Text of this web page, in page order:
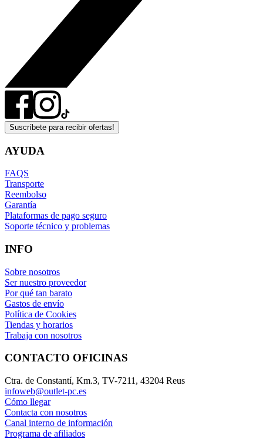
Suscríbete para recibir ofertas!
AYUDA
FAQS
Transporte
Reembolso
Garantía
Plataformas de pago seguro
Soporte técnico y problemas
INFO
Sobre nosotros
Ser nuestro proveedor
Por qué tan barato
Gastos de envío
Política de Cookies
Tiendas y horarios
Trabaja con nosotros
CONTACTO OFICINAS
Ctra. de Constantí, Km.3, TV-7211, 43204 Reus
infoweb@outlet-pc.es
Cómo llegar
Contacta con nosotros
Canal interno de información
Programa de afiliados